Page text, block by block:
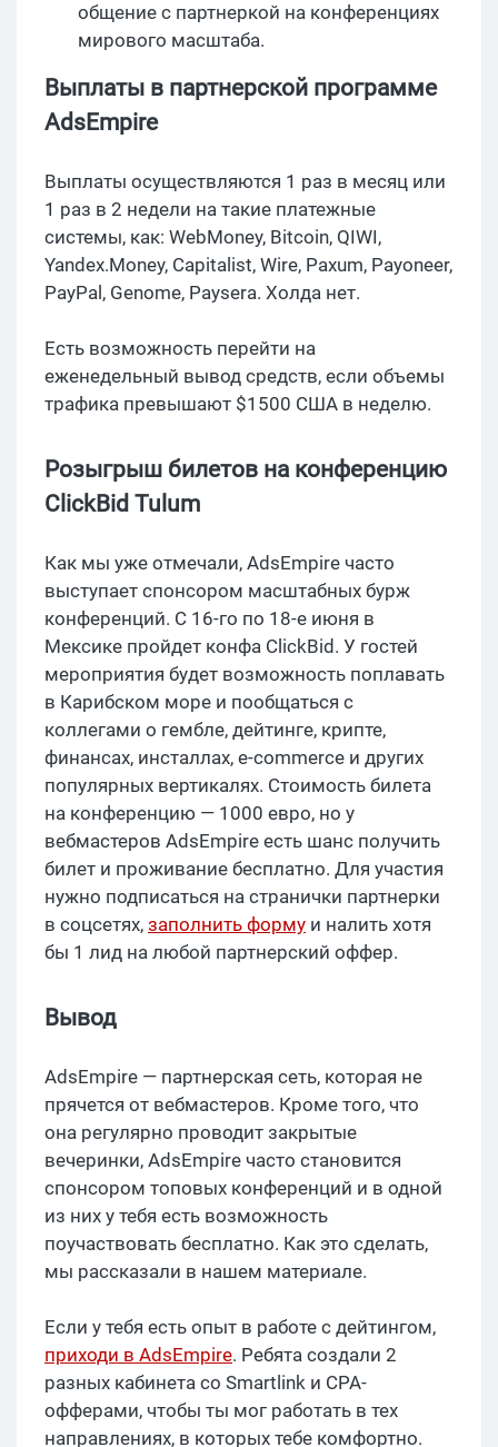
общение с партнеркой на конференциях
мирового масштаба.
Выплаты в партнерской программе
AdsEmpire
Выплаты осуществляются 1 раз в месяц или
1 раз в 2 недели на такие платежные
системы, как: WebMoney, Bitcoin, QIWI,
Yandex.Money, Capitalist, Wire, Paxum, Payoneer,
PayPal, Genome, Paysera. Холда нет.
Есть возможность перейти на
еженедельный вывод средств, если объемы
трафика превышают $1500 США в неделю.
Розыгрыш билетов на конференцию
ClickBid Tulum
Как мы уже отмечали, AdsEmpire часто
выступает спонсором масштабных бурж
конференций. С 16-го по 18-е июня в
Мексике пройдет конфа ClickBid. У гостей
мероприятия будет возможность поплавать
в Карибском море и пообщаться с
коллегами о гембле, дейтинге, крипте,
финансах, инсталлах, e-commerce и других
популярных вертикалях. Стоимость билета
на конференцию — 1000 евро, но у
вебмастеров AdsEmpire есть шанс получить
билет и проживание бесплатно. Для участия
нужно подписаться на странички партнерки
в соцсетях, заполнить форму и налить хотя
бы 1 лид на любой партнерский оффер.
Вывод
AdsEmpire — партнерская сеть, которая не
прячется от вебмастеров. Кроме того, что
она регулярно проводит закрытые
вечеринки, AdsEmpire часто становится
спонсором топовых конференций и в одной
из них у тебя есть возможность
поучаствовать бесплатно. Как это сделать,
мы рассказали в нашем материале.
Если у тебя есть опыт в работе с дейтингом,
приходи в AdsEmpire. Ребята создали 2
разных кабинета со Smartlink и CPA-
офферами, чтобы ты мог работать в тех
направлениях, в которых тебе комфортно.